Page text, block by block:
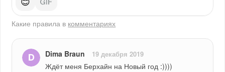
😊
Какие правила в комментариях
Dima Braun 19 декабря 2019
Ждёт меня Берхайн на Новый год :))))